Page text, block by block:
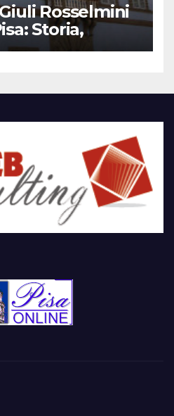
Rosselmini
Storia,
Visita